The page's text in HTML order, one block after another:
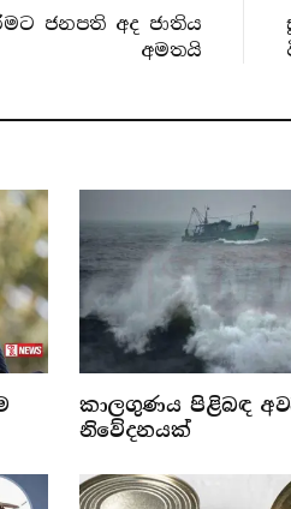
ජනපති අද ජාතිය
අමතයි
කාලගුණය පිළිබඳ
නිවේදනයක්